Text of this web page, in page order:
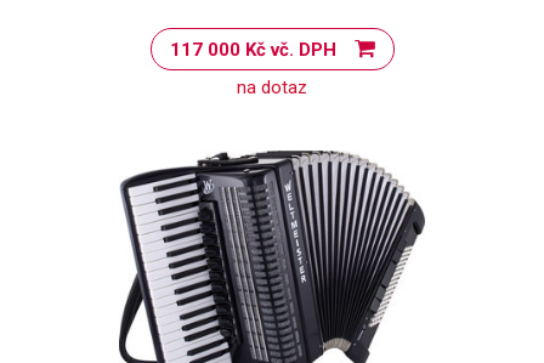
117 000 Kč vč. DPH
na dotaz